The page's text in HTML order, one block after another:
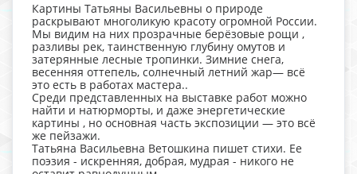
Картины Татьяны Васильевны о природе
раскрывают многоликую красоту огромной России.
Мы видим на них прозрачные берёзовые рощи ,
разливы рек, таинственную глубину омутов и
затерянные лесные тропинки. Зимние снега,
весенняя оттепель, солнечный летний жар— всё
это есть в работах мастера..
Среди представленных на выставке работ можно
найти и натюрморты, и даже энергетические
картины , но основная часть экспозиции — это всё
же пейзажи.
Татьяна Васильевна Ветошкина пишет стихи. Ее
поэзия - искренняя, добрая, мудрая - никого не